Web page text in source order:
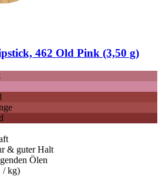
462 Old Pink (3,50 g)
& guter Halt
Ölen
/ kg)